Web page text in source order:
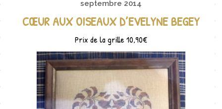
septembre 2014
CŒUR AUX OISEAUX D’EVELYNE BEGEY
Prix de la grille 10,90€